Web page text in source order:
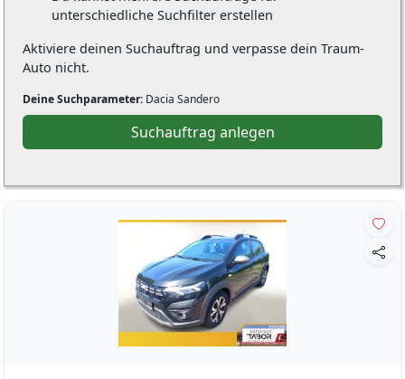
unterschiedliche Suchfilter erstellen
Aktiviere deinen Suchauftrag und verpasse dein Traum-
Auto nicht.
Deine Suchparameter: Dacia Sandero
Suchauftrag anlegen